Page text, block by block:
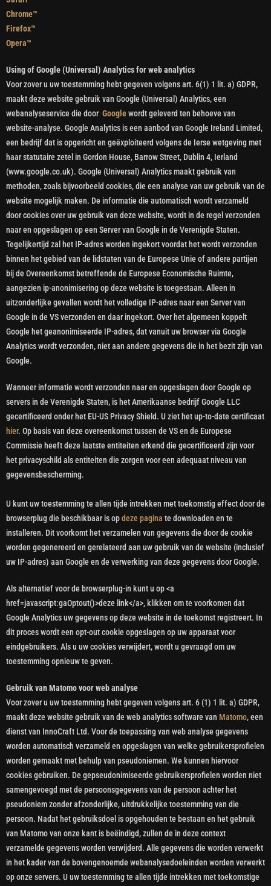
Chrome™
Firefox™
Opera™
Using of Google (Universal) Analytics for web analytics
Voor zover u uw toestemming hebt gegeven volgens art. 6(1) 1 lit. a) GDPR,
maakt deze website gebruik van Google (Universal) Analytics, een
webanalyseservice die door Googlewordt geleverd ten behoeve van
website-analyse. Google Analytics is een aanbod van Google Ireland Limited,
een bedrijf dat is opgericht en geëxploiteerd volgens de Ierse wetgeving met
haar statutaire zetel in Gordon House, Barrow Street, Dublin 4, Ierland
(www.google.co.uk). Google (Universal) Analytics maakt gebruik van
methoden, zoals bijvoorbeeld cookies, die een analyse van uw gebruik van de
website mogelijk maken. De informatie die automatisch wordt verzameld
door cookies over uw gebruik van deze website, wordt in de regel verzonden
naar en opgeslagen op een Server van Google in de Verenigde Staten.
Tegelijkertijd zal het IP-adres worden ingekort voordat het wordt verzonden
binnen het gebied van de lidstaten van de Europese Unie of andere partijen
bij de Overeenkomst betreffende de Europese Economische Ruimte,
aangezien ip-anonimisering op deze website is toegestaan. Alleen in
uitzonderlijke gevallen wordt het volledige IP-adres naar een Server van
Google in de VS verzonden en daar ingekort. Over het algemeen koppelt
Google het geanonimiseerde IP-adres, dat vanuit uw browser via Google
Analytics wordt verzonden, niet aan andere gegevens die in het bezit zijn van
Google.
Wanneer informatie wordt verzonden naar en opgeslagen door Google op
servers in de Verenigde Staten, is het Amerikaanse bedrijf Google LLC
gecertificeerd onder het EU-US Privacy Shield. U ziet het up-to-date certificaat
hier. Op basis van deze overeenkomst tussen de VS en de Europese
Commissie heeft deze laatste entiteiten erkend die gecertificeerd zijn voor
het privacyschild als entiteiten die zorgen voor een adequaat niveau van
gegevensbescherming.
U kunt uw toestemming te allen tijde intrekken met toekomstig effect door de
browserplug die beschikbaar is opdeze pagina te downloaden en te
installeren. Dit voorkomt het verzamelen van gegevens die door de cookie
worden gegenereerd en gerelateerd aan uw gebruik van de website (inclusief
uw IP-adres) aan Google en de verwerking van deze gegevens door Google.
Als alternatief voor de browserplug-in kunt u op <a
href=javascript:gaOptout()>deze link</a>, klikken om te voorkomen dat
Google Analytics uw gegevens op deze website in de toekomst registreert. In
dit proces wordt een opt-out cookie opgeslagen op uw apparaat voor
eindgebruikers. Als u uw cookies verwijdert, wordt u gevraagd om uw
toestemming opnieuw te geven.
Gebruik van Matomo voor web analyse
Voor zover u uw toestemming hebt gegeven volgens art. 6 (1) 1 lit. a) GDPR,
maakt deze website gebruik van de web analytics software van Matomo, een
dienst van InnoCraft Ltd. Voor de toepassing van web analyse gegevens
worden automatisch verzameld en opgeslagen van welke gebruikersprofielen
worden gemaakt met behulp van pseudoniemen. We kunnen hiervoor
cookies gebruiken. De gepseudonimiseerde gebruikersprofielen worden niet
samengevoegd met de persoonsgegevens van de persoon achter het
pseudoniem zonder afzonderlijke, uitdrukkelijke toestemming van die
persoon. Nadat het gebruiksdoel is opgehouden te bestaan en het gebruik
van Matomo van onze kant is beëindigd, zullen de in deze context
verzamelde gegevens worden verwijderd. Alle gegevens die worden verwerkt
in het kader van de bovengenoemde webanalysedoeleinden worden verwerkt
op onze servers. U uw toestemming te allen tijde intrekken met toekomstige